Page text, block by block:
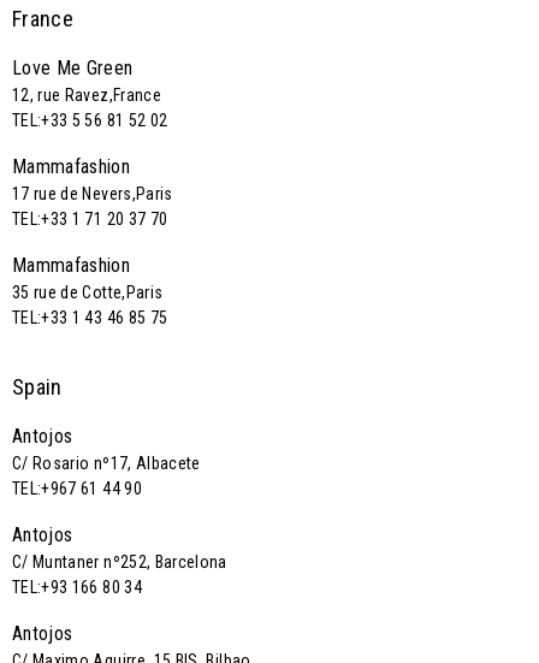
France
Love Me Green
12, rue Ravez,France
TEL:+33 5 56 81 52 02
Mammafashion
17 rue de Nevers,Paris
TEL:+33 1 71 20 37 70
Mammafashion
35 rue de Cotte,Paris
TEL:+33 1 43 46 85 75
Spain
Antojos
C/ Rosario nº17, Albacete
TEL:+967 61 44 90
Antojos
C/ Muntaner nº252, Barcelona
TEL:+93 166 80 34
Antojos